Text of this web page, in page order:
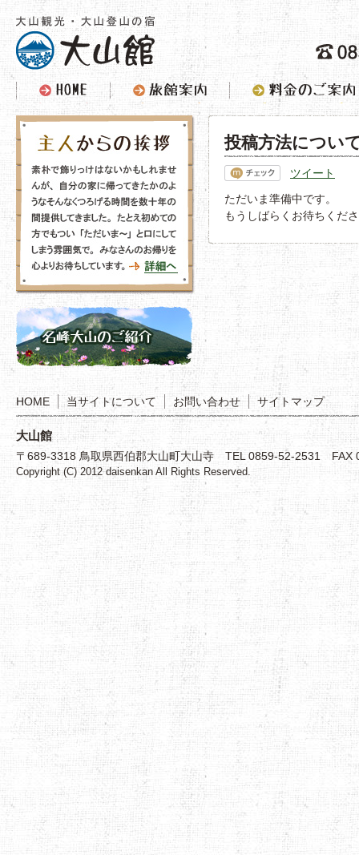
投稿方法につい
ツイート
ただいま準備中です。
もうしばらくお待ちくだ
HOME 当サイトについて お問い合わせ サイトマップ
大山館
〒689-3318 鳥取県西伯郡大山町大山寺 TEL 0859-52-2531 FAX
Copyright (C) 2012 daisenkan All Rights Reserved.